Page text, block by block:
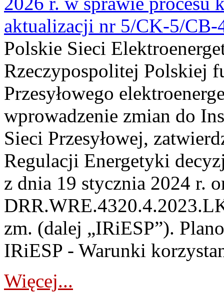
aktualizacji nr 5/CK-5/CB-
Polskie Sieci
Rzeczypospolitej Polskiej
Przesyłowego
wprowadzenie zmian do
Sieci Przesyłowej,
Regulacji Energetyki
z dnia 19 stycznia 2024 r.
zm. (dalej „IRiESP”).
IRiESP - Warunki
Więcej...